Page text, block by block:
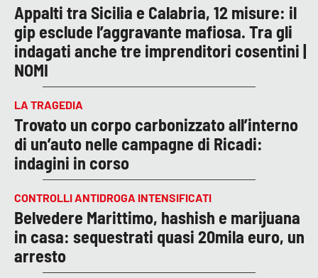
Appalti tra Sicilia e Calabria, 12 misure: il
gip esclude l’aggravante mafiosa. Tra gli
indagati anche tre imprenditori cosentini |
NOMI
LA TRAGEDIA
Trovato un corpo carbonizzato all’interno
di un’auto nelle campagne di Ricadi:
indagini in corso
CONTROLLI ANTIDROGA INTENSIFICATI
Belvedere Marittimo, hashish e marijuana
in casa: sequestrati quasi 20mila euro, un
arresto